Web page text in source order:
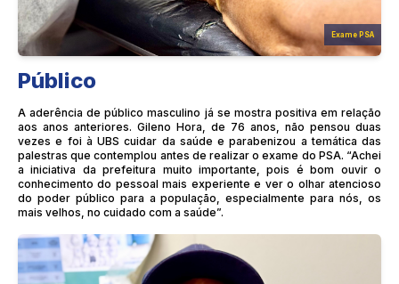
Exame PSA
Público
A aderência de público masculino já se mostra positiva em relação
aos anos anteriores. Gileno Hora, de 76 anos, não pensou duas
vezes e foi à UBS cuidar da saúde e parabenizou a temática das
palestras que contemplou antes de realizar o exame do PSA. “Achei
a iniciativa da prefeitura muito importante, pois é bom ouvir o
conhecimento do pessoal mais experiente e ver o olhar atencioso
do poder público para a população, especialmente para nós, os
mais velhos, no cuidado com a saúde”.